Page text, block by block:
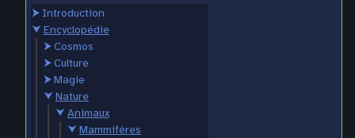
⮞ Introduction
⮟ Encyclopédie
⮞Cosmos
⮞Culture
⮞Magie
⮟ Nature
⮟ Animaux
⮟ Mammifères